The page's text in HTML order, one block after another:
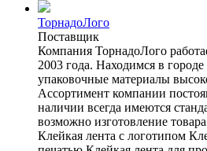
ТорнадоЛого
Поставщик
Компания ТорнадоЛого
2003 года. Находимся в
упаковочные материалы
Ассортимент компании
наличии всегда имеются
возможно изготовление
Клейкая лента с логотипом